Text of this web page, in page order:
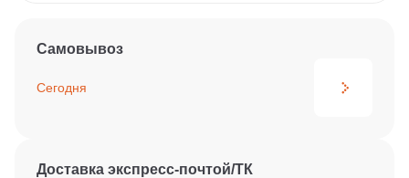
Самовывоз
Сегодня
Доставка экспресс-почтой/ТК